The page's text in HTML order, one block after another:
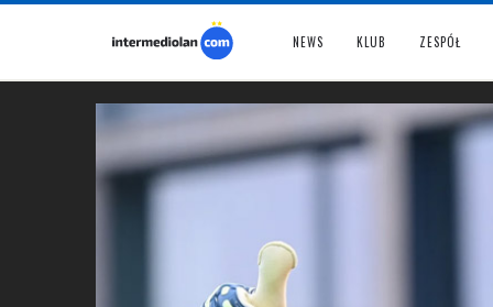
NEWS KLUB ZESPÓŁ